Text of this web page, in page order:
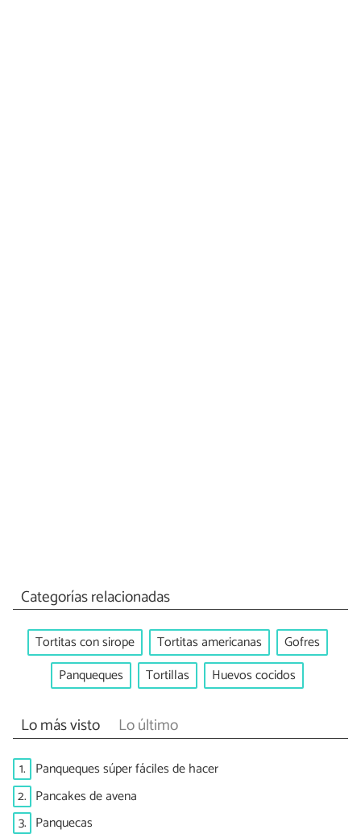
Categorías relacionadas
Tortitas con sirope Tortitas americanas
Gofres
Panqueques
Tortillas Huevos cocidos
Lo más visto Lo último
1. Panqueques súper fáciles de hacer
2. Pancakes de avena
3. Panquecas